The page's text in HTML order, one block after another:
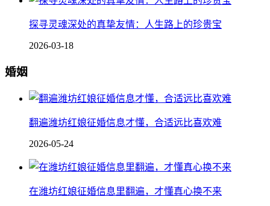
探寻灵魂深处的真挚友情：人生路上的珍贵宝
2026-03-18
婚姻
翻遍潍坊红娘征婚信息才懂，合适远比喜欢难
2026-05-24
在潍坊红娘征婚信息里翻遍，才懂真心换不来